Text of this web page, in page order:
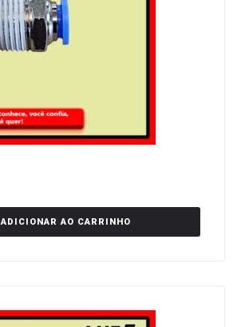
ADICIONAR AO CARRINHO